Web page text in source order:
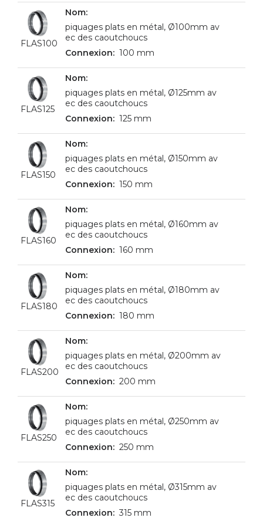
FLAS100
piquages plats en métal, Ø100mm av
ec des caoutchoucs
100 mm
FLAS125
piquages plats en métal, Ø125mm av
ec des caoutchoucs
125 mm
FLAS150
piquages plats en métal, Ø150mm av
ec des caoutchoucs
150 mm
FLAS160
piquages plats en métal, Ø160mm av
ec des caoutchoucs
160 mm
FLAS180
piquages plats en métal, Ø180mm av
ec des caoutchoucs
180 mm
FLAS200
piquages plats en métal, Ø200mm av
ec des caoutchoucs
200 mm
FLAS250
piquages plats en métal, Ø250mm av
ec des caoutchoucs
250 mm
FLAS315
piquages plats en métal, Ø315mm av
ec des caoutchoucs
315 mm